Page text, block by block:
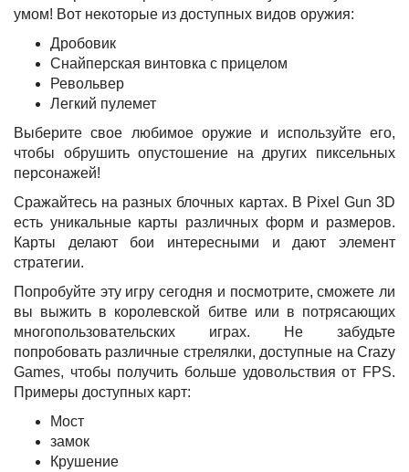
умом! Вот некоторые из доступных видов оружия:
Дробовик
Снайперская винтовка с прицелом
Револьвер
Легкий пулемет
Выберите свое любимое оружие и используйте его,
чтобы обрушить опустошение на других пиксельных
персонажей!
Сражайтесь на разных блочных картах. В Pixel Gun 3D
есть уникальные карты различных форм и размеров.
Карты делают бои интересными и дают элемент
стратегии.
Попробуйте эту игру сегодня и посмотрите, сможете ли
вы выжить в королевской битве или в потрясающих
многопользовательских играх. Не забудьте
попробовать различные стрелялки, доступные на Crazy
Games, чтобы получить больше удовольствия от FPS.
Примеры доступных карт:
Мост
замок
Крушение